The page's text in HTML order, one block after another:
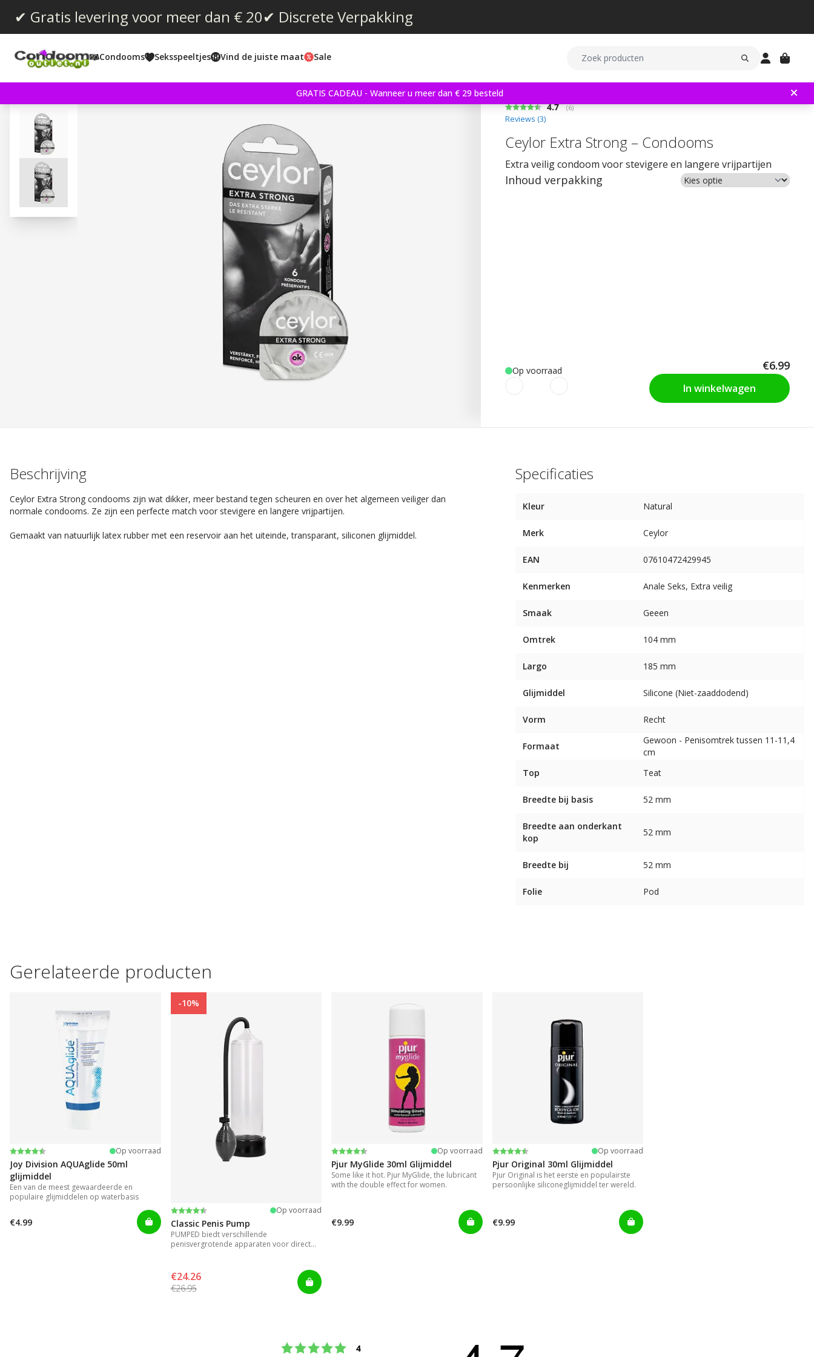
✔ Gratis levering voor meer dan € 20✔ Discrete Verpakking
Condooms Seksspeeltjes Vind de juiste maat Sale
GRATIS CADEAU - Wanneer u meer dan € 29 besteld
Gemiddelde beoordeling:
4.7 (aantal stemmen:
6)
Reviews (3)
Ceylor Extra Strong – Condooms
Extra veilig condoom voor stevigere en langere vrijpartijen
Inhoud verpakking
Op voorraad €6.99
In winkelwagen
Beschrijving
Ceylor Extra Strong condooms zijn wat dikker, meer bestand tegen scheuren en over het algemeen veiliger dan
normale condooms. Ze zijn een perfecte match voor stevigere en langere vrijpartijen.
Gemaakt van natuurlijk latex rubber met een reservoir aan het uiteinde, transparant, siliconen glijmiddel.
Specificaties
Kleur Natural
Merk Ceylor
EAN 07610472429945
Kenmerken Anale Seks, Extra veilig
Smaak Geeen
Omtrek 104 mm
Largo 185 mm
Glijmiddel Silicone (Niet-zaaddodend)
Vorm Recht
Formaat
Gewoon - Penisomtrek tussen 11-11,4
cm
Top
Teat
Breedte bij basis 52 mm
Breedte aan onderkant
kop
52 mm
Breedte bij 52 mm
Folie Pod
Gerelateerde producten
Beoordeling:
4.2 uit 5 sterren Op voorraad
Joy Division AQUAglide 50ml
glijmiddel
Een van de meest gewaardeerde en
populaire glijmiddelen op waterbasis
€4.99
-10%
Beoordeling:
4.3 uit 5 sterren Op voorraad
Classic Penis Pump
PUMPED biedt verschillende
penisvergrotende apparaten voor direct
€24.26
€26.95
Beoordeling:
4.2 uit 5 sterren Op voorraad
Pjur MyGlide 30ml Glijmiddel
Some like it hot. Pjur MyGlide, the lubricant
with the double effect for women.
€9.99
Beoordeling:
4.2 uit 5 sterren Op voorraad
Pjur Original 30ml Glijmiddel
Pjur Original is het eerste en populairste
persoonlijke siliconeglijmiddel ter wereld.
€9.99
Beoordeling: 5 uit 5 sterren
4